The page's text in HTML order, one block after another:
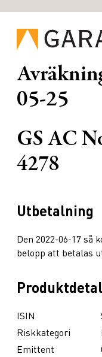
05-25
GS AC
4278
Utbetalning
Den 2022-06-17 så
belopp att betalas
ISIN
Riskkategori
Emittent